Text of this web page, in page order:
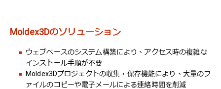
Moldex3Dのソリューション
ウェブベースのシステム構築により、アクセス時の複雑な
インストール手順が不要
Moldex3Dプロジェクトの収集・保存機能により、大量のフ
ァイルのコピーや電子メールによる連絡時間を削減